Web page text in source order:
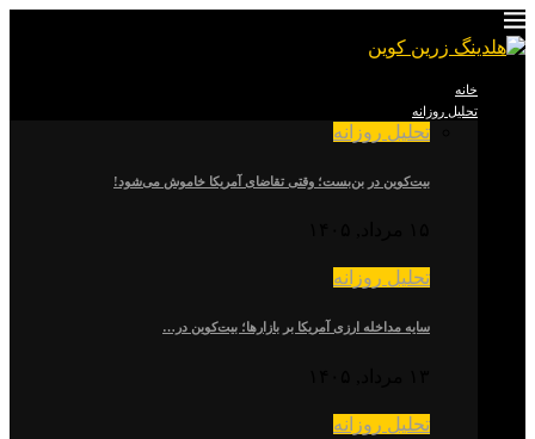
خانه
تحلیل روزانه
تحلیل روزانه
بیت‌کوین در بن‌بست؛ وقتی تقاضای آمریکا خاموش می‌شود!
تحلیل روزانه
سایه مداخله ارزی آمریکا بر بازارها؛ بیت‌کوین در…
تحلیل روزانه